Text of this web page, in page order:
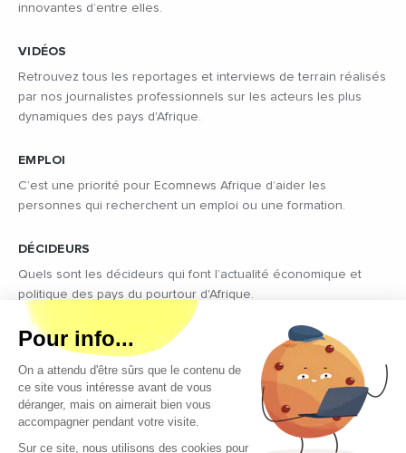
innovantes d’entre elles.
VIDÉOS
Retrouvez tous les reportages et interviews de terrain réalisés
par nos journalistes professionnels sur les acteurs les plus
dynamiques des pays d'Afrique.
EMPLOI
C’est une priorité pour Ecomnews Afrique d’aider les
personnes qui recherchent un emploi ou une formation.
DÉCIDEURS
Quels sont les décideurs qui font l’actualité économique et
politique des pays du pourtour d'Afrique.